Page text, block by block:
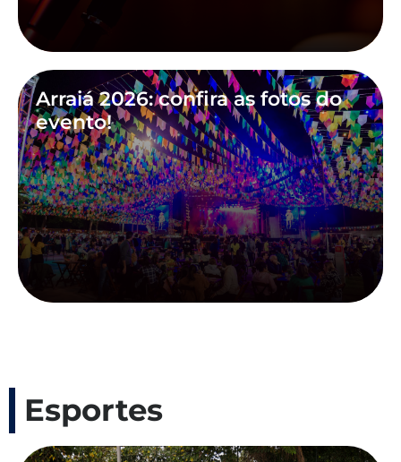
Arraiá 2026: confira as fotos do
evento!
Esportes